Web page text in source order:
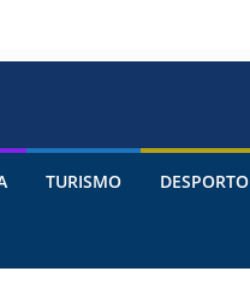
TURISMO DESPORTO